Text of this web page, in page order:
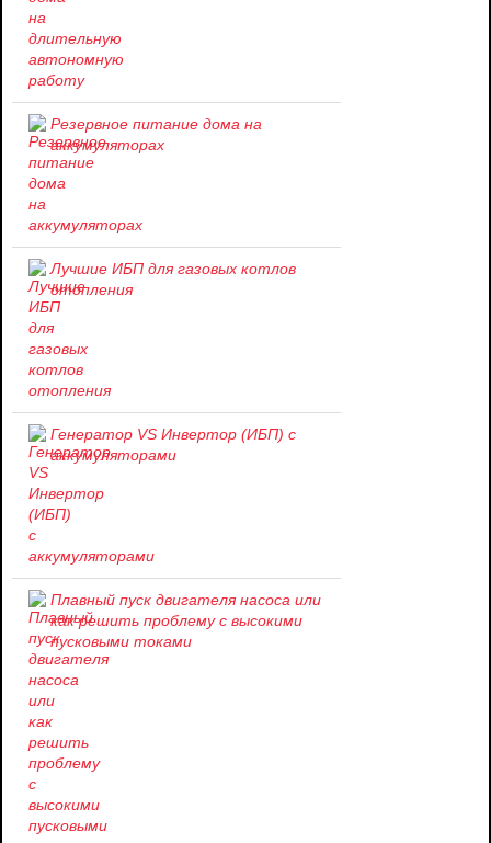
Резервное питание дома на
аккумуляторах
Лучшие ИБП для газовых котлов
отопления
Генератор VS Инвертор (ИБП) с
аккумуляторами
Плавный пуск двигателя насоса или
как решить проблему c высокими
пусковыми токами